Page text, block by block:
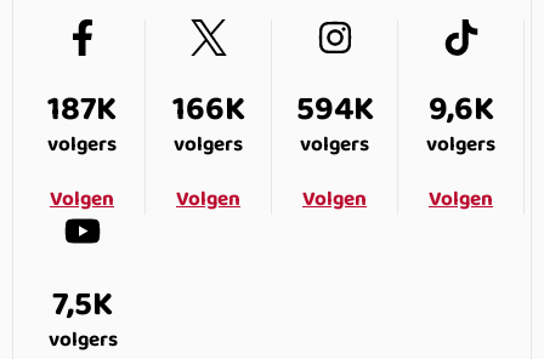
187K
volgers
Volgen
166K
volgers
Volgen
594K
volgers
Volgen
9,6K
volgers
Volgen
7,5K
volgers